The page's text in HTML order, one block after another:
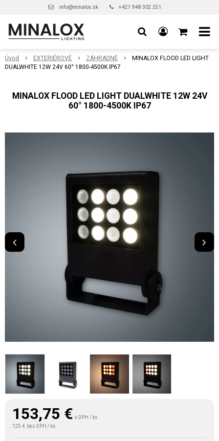
info@minalox.sk +421 948 302 251
Úvod EXTERIÉROVÉ ZÁHRADNÉ
MINALOX FLOOD LED LIGHT
DUALWHITE 12W 24V 60° 1800-4500K IP67
MINALOX FLOOD LED LIGHT DUALWHITE 12W 24V
60° 1800-4500K IP67
153,75 € s DPH / ks
125 € bez DPH / ks